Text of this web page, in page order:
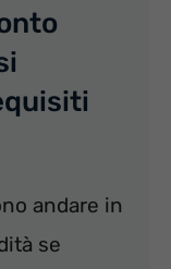
andare in
se